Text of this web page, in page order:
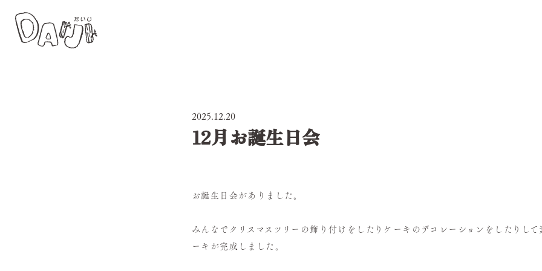
2025.12.20
12月お誕生日会
お誕生日会がありました。
みんなでクリスマスツリーの飾り付けをしたりケーキのデコレーションをしたりして
ーキが完成しました。